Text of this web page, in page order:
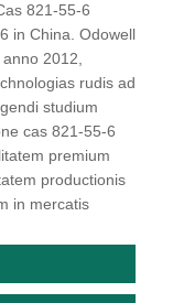
821-55-6
in China. Odowell
2012,
rudis ad
studium
cas 821-55-6
premium
productionis
in mercatis